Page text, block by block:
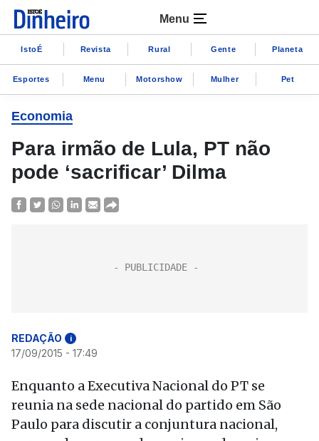
Menu
IstoÉ Revista Rural Gente Planeta
Esportes Menu Motorshow Mulher Pet
Economia
Para irmão de Lula, PT não
pode ‘sacrificar’ Dilma
REDAÇÃO i
17/09/2015 - 17:49
Enquanto a Executiva Nacional do PT se
reunia na sede nacional do partido em São
Paulo para discutir a conjuntura nacional,